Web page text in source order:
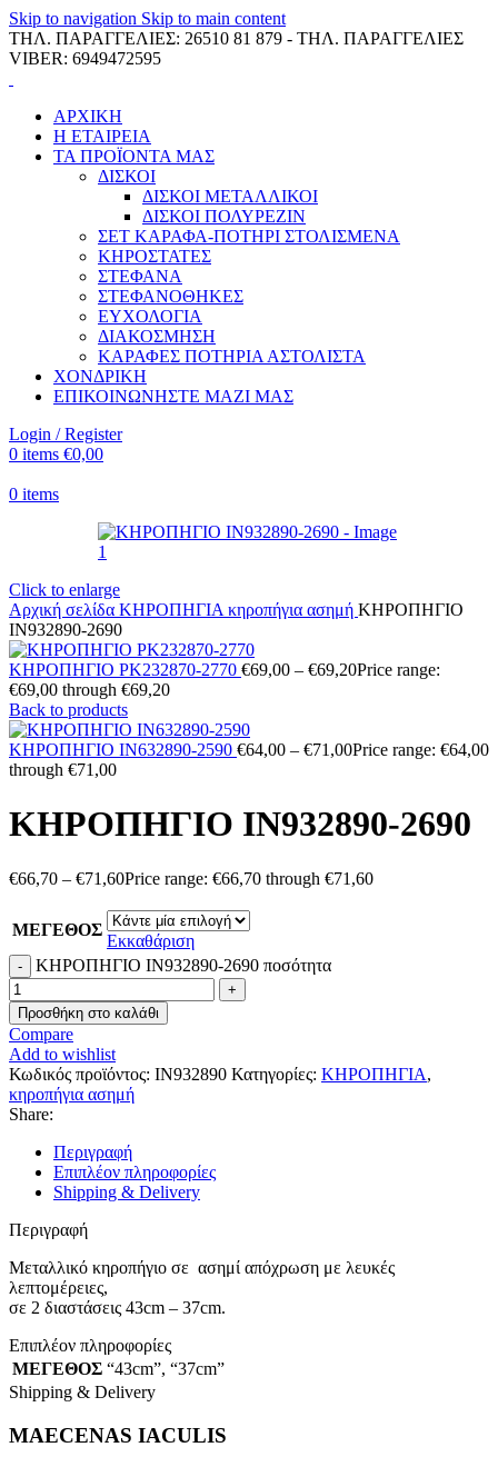
Skip to navigation Skip to main content
ΤΗΛ. ΠΑΡΑΓΓΕΛΙΕΣ: 26510 81 879 - ΤΗΛ. ΠΑΡΑΓΓΕΛΙΕΣ
VIBER: 6949472595
ΑΡΧΙΚΗ
Η ΕΤΑΙΡΕΙΑ
ΤΑ ΠΡΟΪΟΝΤΑ ΜΑΣ
ΔΙΣΚΟΙ
ΔΙΣΚΟΙ ΜΕΤΑΛΛΙΚΟΙ
ΔΙΣΚΟΙ ΠΟΛΥΡΕΖΙΝ
ΣΕΤ ΚΑΡΑΦΑ-ΠΟΤΗΡΙ ΣΤΟΛΙΣΜΕΝΑ
ΚΗΡΟΣΤΑΤΕΣ
ΣΤΕΦΑΝΑ
ΣΤΕΦΑΝΟΘΗΚΕΣ
ΕΥΧΟΛΟΓΙΑ
ΔΙΑΚΟΣΜΗΣΗ
ΚΑΡΑΦΕΣ ΠΟΤΗΡΙΑ ΑΣΤΟΛΙΣΤΑ
ΧΟΝΔΡΙΚΗ
ΕΠΙΚΟΙΝΩΝΗΣΤΕ ΜΑΖΙ ΜΑΣ
Login / Register
0 items €0,00
0 items
Click to enlarge
Αρχική σελίδα ΚΗΡΟΠΗΓΙΑ κηροπήγια ασημή ΚΗΡΟΠΗΓΙΟ
IN932890-2690
ΚΗΡΟΠΗΓΙΟ PK232870-2770 €69,00 – €69,20Price range:
€69,00 through €69,20
Back to products
ΚΗΡΟΠΗΓΙΟ ΙΝ632890-2590 €64,00 – €71,00Price range: €64,00
through €71,00
ΚΗΡΟΠΗΓΙΟ IN932890-2690
€66,70 – €71,60Price range: €66,70 through €71,60
ΜΕΓΕΘΟΣ
Εκκαθάριση
ΚΗΡΟΠΗΓΙΟ IN932890-2690 ποσότητα
Προσθήκη στο καλάθι
Compare
Add to wishlist
Κωδικός προϊόντος: ΙΝ932890 Κατηγορίες: ΚΗΡΟΠΗΓΙΑ,
κηροπήγια ασημή
Share:
Περιγραφή
Επιπλέον πληροφορίες
Shipping & Delivery
Περιγραφή
Μεταλλικό κηροπήγιο σε ασημί απόχρωση με λευκές
λεπτομέρειες,
σε 2 διαστάσεις 43cm – 37cm.
Επιπλέον πληροφορίες
ΜΕΓΕΘΟΣ “43cm”, “37cm”
Shipping & Delivery
MAECENAS IACULIS